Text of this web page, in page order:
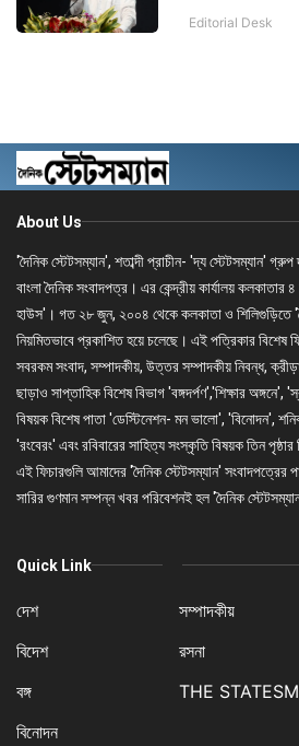
Editorial Desk
About Us
'দৈনিক স্টেটসম্যান', শতাব্দী প্রাচীন- 'দ্য স্টেটসম্যান'
বাংলা দৈনিক সংবাদপত্র। এর কেন্দ্রীয় কার্যালয় কলকাতার
হাউস'। গত ২৮ জুন, ২০০৪ থেকে কলকাতা ও শিলিগুড়িতে
নিয়মিতভাবে প্রকাশিত হয়ে চলেছে। এই পত্রিকার বিশেষ
সবরকম সংবাদ, সম্পাদকীয়, উত্তর সম্পাদকীয় নিবন্ধ,
ছাড়াও সাপ্তাহিক বিশেষ বিভাগ 'বঙ্গদর্পণ','শিক্ষার অঙ্গনে',
বিষয়ক বিশেষ পাতা 'ডেস্টিনেশন- মন ভালো', 'বিনোদন',
'রংবেরং' এবং রবিবারের সাহিত্য সংস্কৃতি বিষয়ক তিন
এই ফিচারগুলি আমাদের 'দৈনিক স্টেটসম্যান'
সারির গুণমান সম্পন্ন খবর পরিবেশনই হল 'দৈনিক
Quick Link
দেশ
বিদেশ
বঙ্গ
বিনোদন
সম্পাদকীয়
রসনা
THE